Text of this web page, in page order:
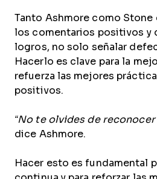
Tanto Ashmore como Stone
los comentarios positivos y
logros, no solo señalar
Hacerlo es clave para la
refuerza las mejores
positivos.
“No te olvides de reconocer
dice Ashmore.
Hacer esto es fundamental